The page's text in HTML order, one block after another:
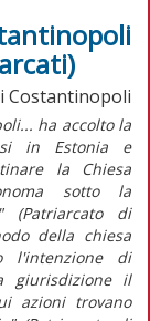
Costantinopoli
ha accolto la
in Estonia e
la Chiesa
sotto la
(Patriarcato di
della chiesa
l'intenzione di
giurisdizione il
azioni trovano